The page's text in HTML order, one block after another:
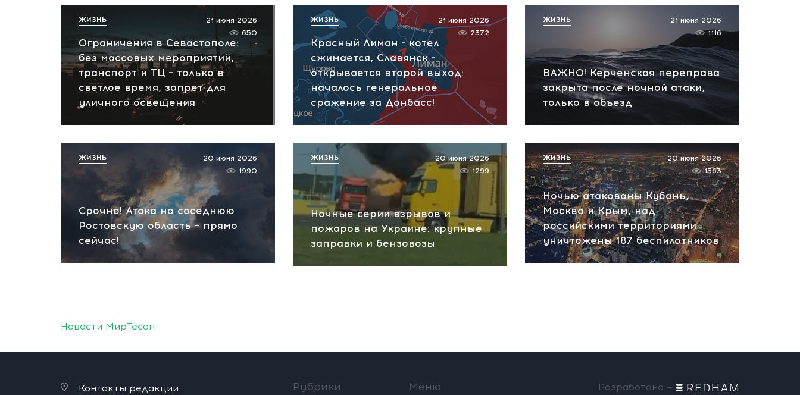
Ограничения в Севастополе:
без массовых мероприятий,
транспорт и ТЦ – только в
светлое время, запрет для
уличного освещения
21 июня 2026
650
ЖИЗНЬ
Красный Лиман - котел
сжимается, Славянск -
открывается второй выход:
началось генеральное
сражение за Донбасс!
21 июня 2026
2372
ЖИЗНЬ
ВАЖНО! Керченская переправа
закрыта после ночной атаки,
только в объезд
21 июня 2026
1116
ЖИЗНЬ
Срочно! Атака на соседнюю
Ростовскую область – прямо
сейчас!
20 июня 2026
1990
ЖИЗНЬ
Ночные серии взрывов и
пожаров на Украине: крупные
заправки и бензовозы
20 июня 2026
1299
ЖИЗНЬ
Ночью атакованы Кубань,
Москва и Крым, над
российскими территориями
уничтожены 187 беспилотников
20 июня 2026
1363
ЖИЗНЬ
Новости МирТесен
Контакты редакции: Рубрики Меню Разработано —